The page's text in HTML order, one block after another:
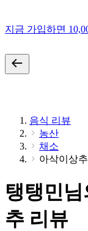
지금 가입하면
음식 리뷰
농산
채소
아삭이상추
탱탱민
추 리뷰